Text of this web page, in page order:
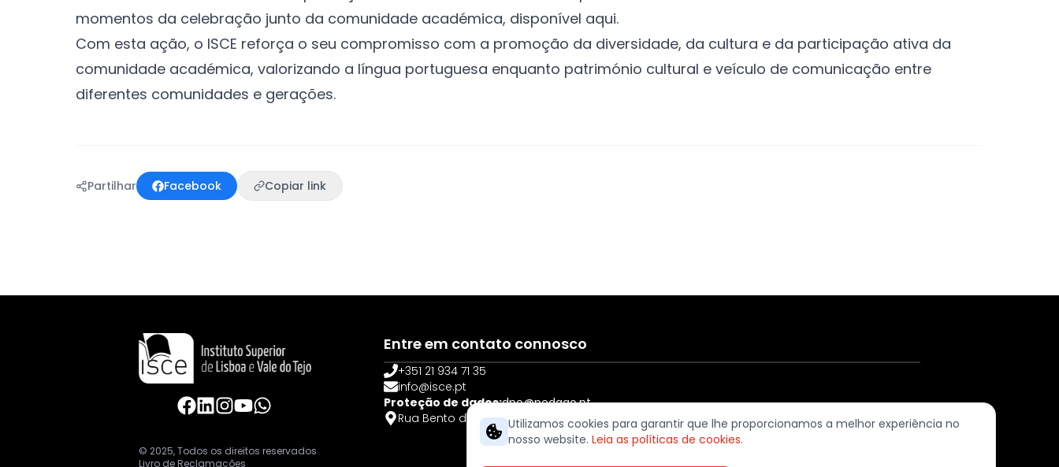
Utilizamos cookies para garantir que lhe proporcionamos a melhor experiência no
nosso website. Leia as políticas de cookies.
momentos da celebração junto da comunidade académica, disponível aqui.
Com esta ação, o ISCE reforça o seu compromisso com a promoção da diversidade, da cultura e da participação ativa da
comunidade académica, valorizando a língua portuguesa enquanto património cultural e veículo de comunicação entre
diferentes comunidades e gerações.
Partilhar Facebook Copiar link
Entre em contato connosco
+351 21 934 71 35
info@isce.pt
Proteção de dados:dpo@pedago.pt
Rua Bento de Jesus Caraça, 12 – Serra da Amoreira 2620-379 Ramada (Odivelas) | PORTUGAL
© 2025, Todos os direitos reservados
Livro de Reclamações